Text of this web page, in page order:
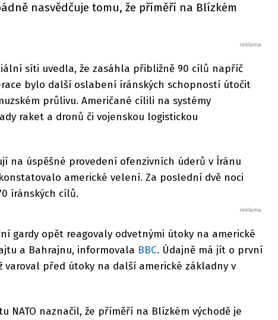
nasvědčuje tomu, že příměří na Blízkém
síti uvedla, že zasáhla přibližně 90 cílů napříč
bylo další oslabení íránských schopností útočit
průlivu. Američané cílili na systémy
raket a dronů či vojenskou logistickou
na úspěšné provedení ofenzivních úderů v Íránu
americké velení. Za poslední dvě noci
íránských cílů.
gardy opět reagovaly odvetnými útoky na americké
a Bahrajnu, informovala BBC. Údajně má jít o první
varoval před útoky na další americké základny v
NATO naznačil, že příměří na Blízkém východě je